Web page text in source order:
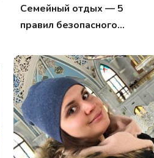
Семейный отдых — 5
правил безопасного